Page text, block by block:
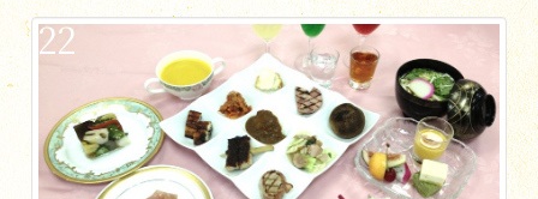
22